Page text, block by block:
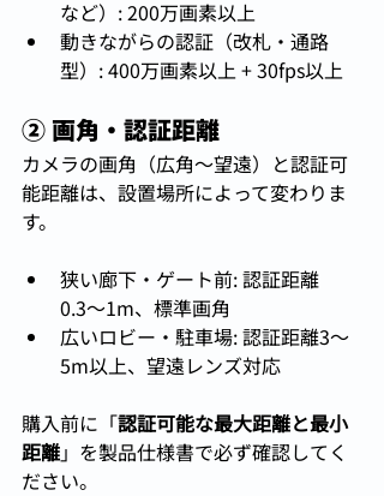
など）: 200万画素以上
動きながらの認証（改札・通路
型）: 400万画素以上 + 30fps以上
② 画角・認証距離
カメラの画角（広角〜望遠）と認証可
能距離は、設置場所によって変わりま
す。
狭い廊下・ゲート前: 認証距離
0.3〜1m、標準画角
広いロビー・駐車場: 認証距離3〜
5m以上、望遠レンズ対応
購入前に「認証可能な最大距離と最小
距離」を製品仕様書で必ず確認してく
ださい。